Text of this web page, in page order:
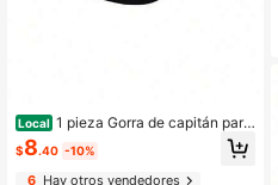
Local 1 pieza Gorra de capitán para
hombres, gorra de uniforme de capit
án, adecuada como accesorio para
fiestas (tela aleatoria), verano, play
$8.40 -10%
6Hay otros vendedores